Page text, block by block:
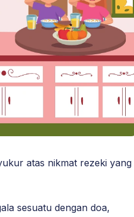
atas nikmat rezeki yang
sesuatu dengan doa,